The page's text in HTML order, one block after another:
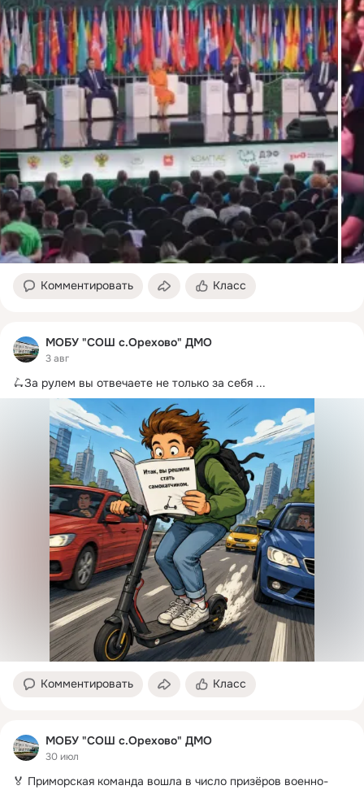
Комментировать Класс
МОБУ "СОШ с.Орехово" ДМО
3 авг
🛴За рулем вы отвечаете не только за себя ...
Комментировать Класс
МОБУ "СОШ с.Орехово" ДМО
30 июл
🏅 Приморская команда вошла в число призёров военно-